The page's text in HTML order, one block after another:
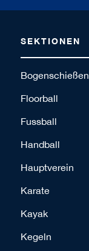
SEKTIONEN
Bogenschießen
Floorball
Fussball
Handball
Hauptverein
Karate
Kayak
Kegeln